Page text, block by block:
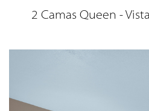
2 Camas Queen -